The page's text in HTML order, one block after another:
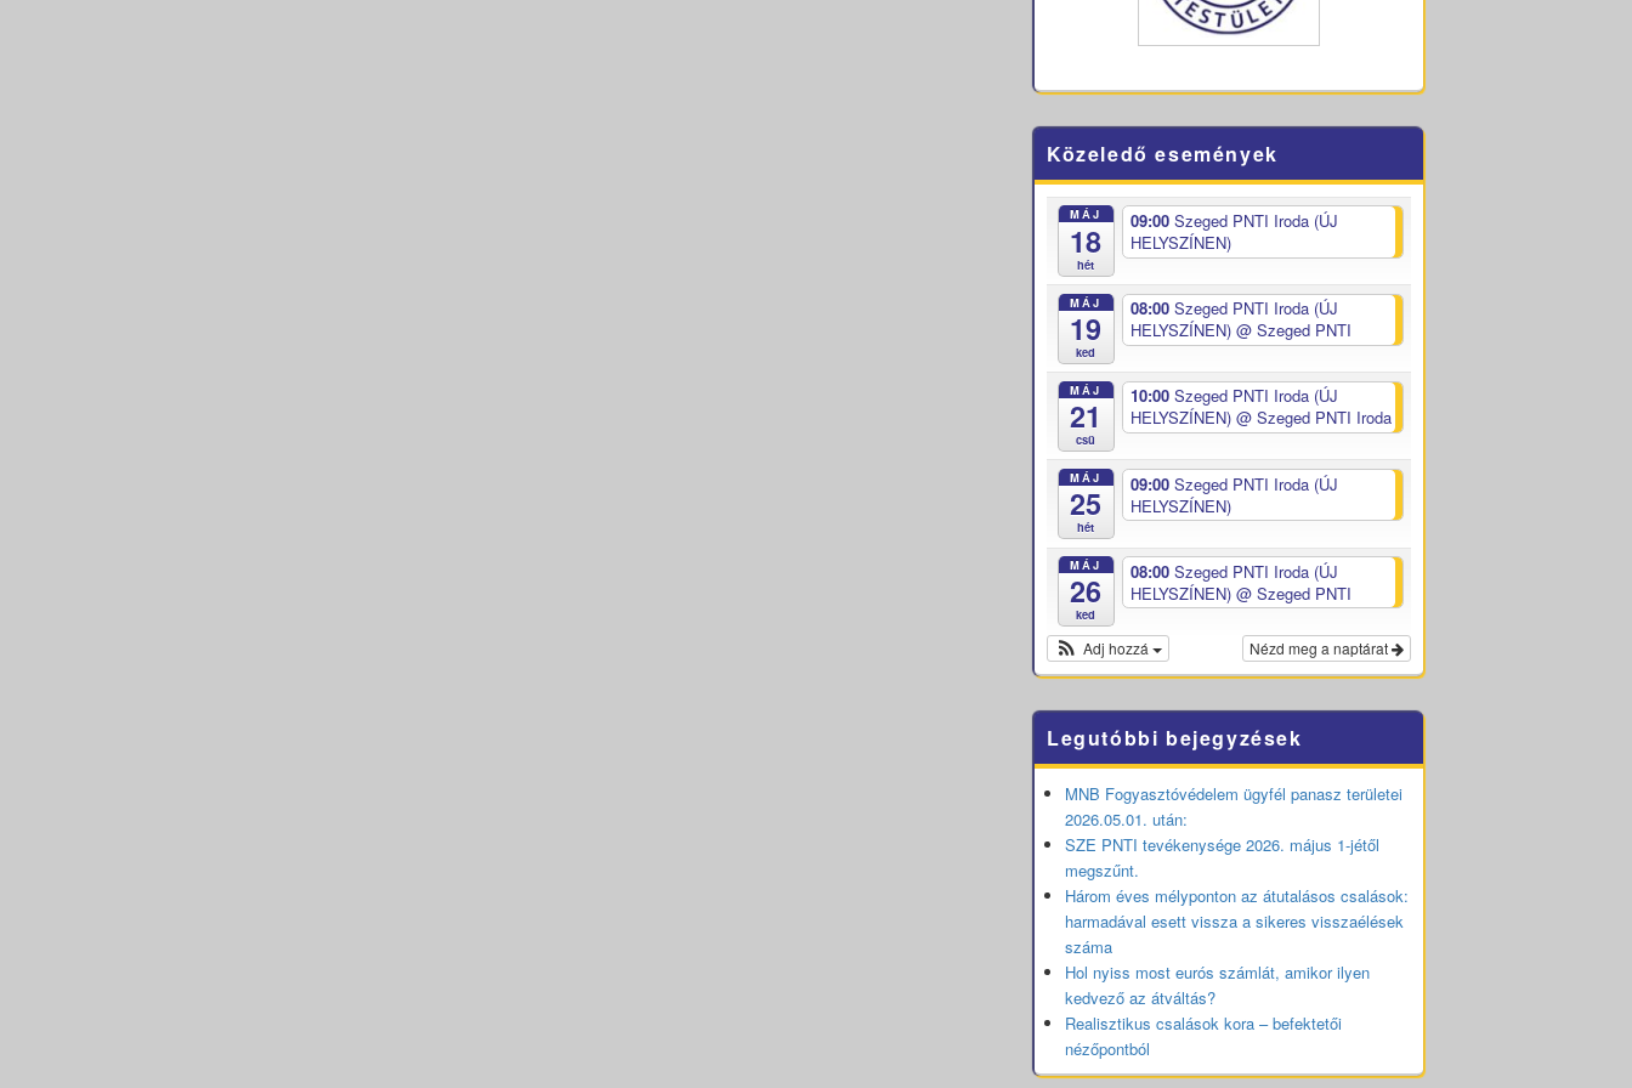
Közeledő események
MÁJ
18
hét
09:00 Szeged PNTI Iroda (ÚJ
HELYSZÍNEN)
MÁJ
19
ked
08:00 Szeged PNTI Iroda (ÚJ
HELYSZÍNEN) @ Szeged PNTI
MÁJ
21
csü
10:00 Szeged PNTI Iroda (ÚJ
HELYSZÍNEN) @ Szeged PNTI Iroda
MÁJ
25
hét
09:00 Szeged PNTI Iroda (ÚJ
HELYSZÍNEN)
MÁJ
26
ked
08:00 Szeged PNTI Iroda (ÚJ
HELYSZÍNEN) @ Szeged PNTI
Nézd meg a naptárat
Adj hozzá
Legutóbbi bejegyzések
MNB Fogyasztóvédelem ügyfél panasz területei
2026.05.01. után:
SZE PNTI tevékenysége 2026. május 1-jétől
megszűnt.
Három éves mélyponton az átutalásos csalások:
harmadával esett vissza a sikeres visszaélések
száma
Hol nyiss most eurós számlát, amikor ilyen
kedvező az átváltás?
Realisztikus csalások kora – befektetői
nézőpontból